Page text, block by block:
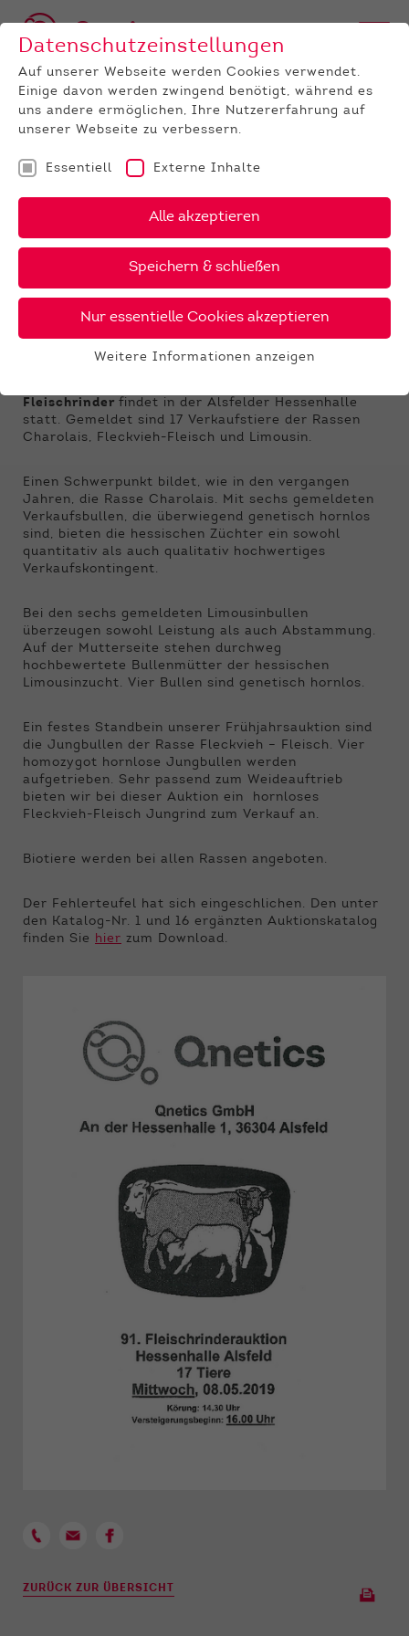
UNTERNEHMEN News
Fleischrinder-
Frühjahrsauktion in Alsfeld
Am Mittwoch, den 8. Mai 2019, 16.00 Uhr,
Fleischrinder findet in der Alsfelder Hessenhalle
statt. Gemeldet sind 17 Verkaufstiere der Rassen
Charolais, Fleckvieh-Fleisch und Limousin.
Einen Schwerpunkt bildet, wie in den vergangen
Jahren, die Rasse Charolais. Mit sechs gemeldeten
Verkaufsbullen, die überwiegend genetisch hornlos
sind, bieten die hessischen Züchter ein sowohl
quantitativ als auch qualitativ hochwertiges
Verkaufskontingent.
Bei den sechs gemeldeten Limousinbullen
überzeugen sowohl Leistung als auch Abstammung.
Auf der Mutterseite stehen durchweg
hochbewertete Bullenmütter der hessischen
Limousinzucht. Vier Bullen sind genetisch hornlos.
Ein festes Standbein unserer Frühjahrsauktion sind
die Jungbullen der Rasse Fleckvieh – Fleisch. Vier
homozygot hornlose Jungbullen werden
aufgetrieben. Sehr passend zum Weideauftrieb
bieten wir bei dieser Auktion ein hornloses
Fleckvieh-Fleisch Jungrind zum Verkauf an.
Biotiere werden bei allen Rassen angeboten.
Der Fehlerteufel hat sich eingeschlichen. Den unter
den Katalog-Nr. 1 und 16 ergänzten Auktionskatalog
finden Sie hier zum Download.
ZURÜCK ZUR ÜBERSICHT
Datenschutzeinstellungen
Auf unserer Webseite werden Cookies verwendet.
Einige davon werden zwingend benötigt, während es
uns andere ermöglichen, Ihre Nutzererfahrung auf
unserer Webseite zu verbessern.
Essentiell Externe Inhalte
Alle akzeptieren
Speichern & schließen
Nur essentielle Cookies akzeptieren
Funktionen der Webseite benötigt. Dadurch ist
gewährleistet, dass die Webseite einwandfrei
Name cookie_optin
Anbieter Qnetics
Laufzeit 1 Jahr
Zweck Cookie Einstellungen speichern
Cookie-Informationen anzeigen
Externe Inhalte
Wir verwenden auf unserer Website externe
Inhalte, um Ihnen zusätzliche Informationen
Weitere Informationen anzeigen